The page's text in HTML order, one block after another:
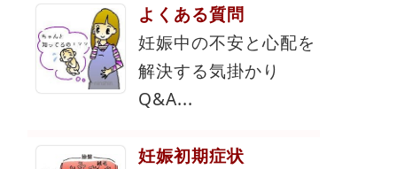
よくある質問
妊娠中の不安と心配を
解決する気掛かり
Q&A...
妊娠初期症状